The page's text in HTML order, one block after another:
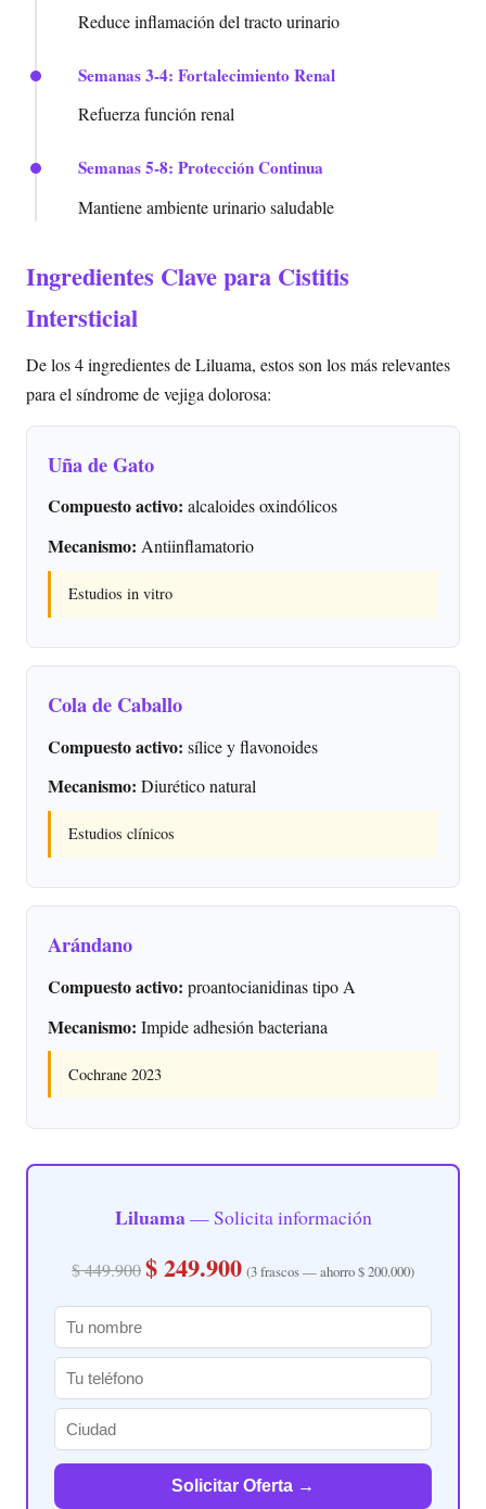
Reduce inflamación del tracto urinario
Semanas 3-4: Fortalecimiento Renal
Refuerza función renal
Semanas 5-8: Protección Continua
Mantiene ambiente urinario saludable
Ingredientes Clave para Cistitis
Intersticial
De los 4 ingredientes de Liluama, estos son los más relevantes
para el síndrome de vejiga dolorosa:
Uña de Gato
Compuesto activo: alcaloides oxindólicos
Mecanismo: Antiinflamatorio
Estudios in vitro
Cola de Caballo
Compuesto activo: sílice y flavonoides
Mecanismo: Diurético natural
Estudios clínicos
Arándano
Compuesto activo: proantocianidinas tipo A
Mecanismo: Impide adhesión bacteriana
Cochrane 2023
Liluama— Solicita información
$ 449.900$ 249.900 (3 frascos — ahorro $ 200.000)
Solicitar Oferta →